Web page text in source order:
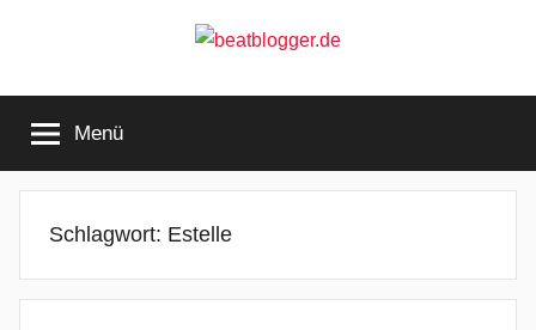
beatblogger.de
the
beat
goes
Menü
Schlagwort: Estelle